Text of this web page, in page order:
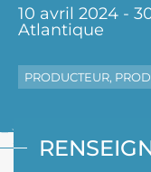
10 avril 2024 -
Atlantique
PRODUCTEUR,